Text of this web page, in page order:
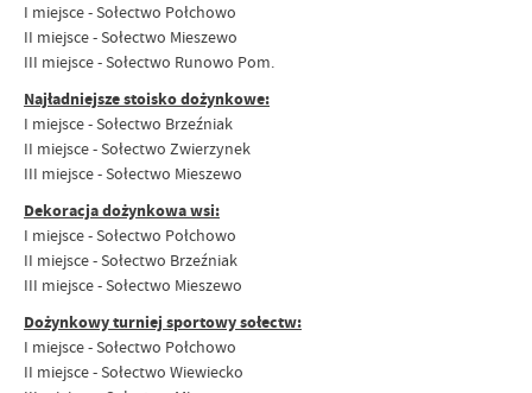
I miejsce - Sołectwo Połchowo
II miejsce - Sołectwo Mieszewo
III miejsce - Sołectwo Runowo Pom.
Najładniejsze stoisko dożynkowe:
I miejsce - Sołectwo Brzeźniak
II miejsce - Sołectwo Zwierzynek
III miejsce - Sołectwo Mieszewo
Dekoracja dożynkowa wsi:
I miejsce - Sołectwo Połchowo
II miejsce - Sołectwo Brzeźniak
III miejsce - Sołectwo Mieszewo
Dożynkowy turniej sportowy sołectw:
I miejsce - Sołectwo Połchowo
II miejsce - Sołectwo Wiewiecko